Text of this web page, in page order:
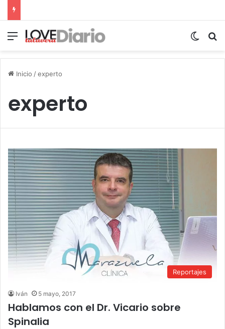
Menú
Inicio /experto
experto
Reportajes
Iván 5 mayo, 2017
Hablamos con el Dr. Vicario sobre
Spinalia